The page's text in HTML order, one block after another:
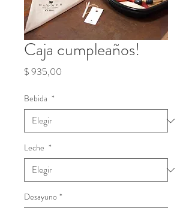
Caja cumpleaños!
$ 935,00
Bebida *
Leche *
Desayuno *